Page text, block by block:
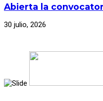
Abierta la
30 julio, 2026